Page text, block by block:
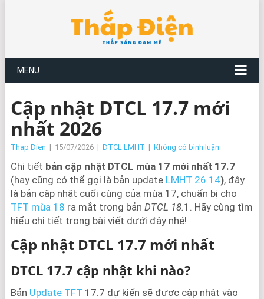
MENU
Cập nhật DTCL 17.7 mới
nhất 2026
Thap Dien | 15/07/2026 | DTCL LMHT | Không có bình luận
Chi tiết bản cập nhật DTCL mùa 17 mới nhất 17.7
(hay cũng có thể gọi là bản update LMHT 26.14), đây
là bản cập nhật cuối cùng của mùa 17, chuẩn bị cho
TFT mùa 18 ra mắt trong bản DTCL 18.1. Hãy cùng tìm
hiểu chi tiết trong bài viết dưới đây nhé!
Cập nhật DTCL 17.7 mới nhất
DTCL 17.7 cập nhật khi nào?
Bản Update TFT 17.7 dự kiến sẽ được cập nhật vào